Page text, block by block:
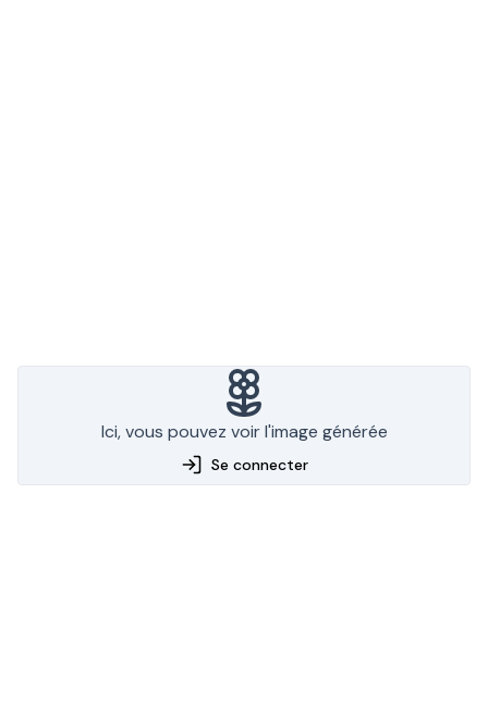
Ici, vous pouvez voir l'image générée
Se connecter